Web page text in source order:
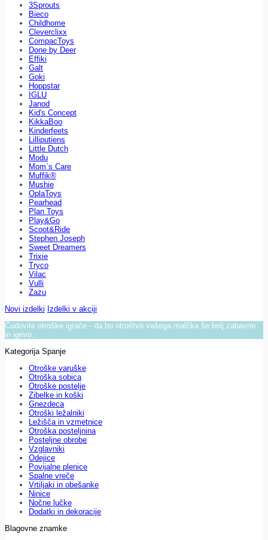
3Sprouts
Bieco
Childhome
Cleverclixx
CompacToys
Done by Deer
Effiki
Galt
Goki
Hoppstar
IGLU
Janod
Kid's Concept
KikkaBoo
Kinderfeets
Lilliputiens
Little Dutch
Modu
Mom`s Care
Muffik®
Mushie
OplaToys
Pearhead
Plan Toys
Play&Go
Scoot&Ride
Stephen Joseph
Sweet Dreamers
Trixie
Tryco
Vilac
Vulli
Zazu
Novi izdelki Izdelki v akciji
Čudovite otroške igrače - da bo otroštvo vašega malčka še bolj zabavno
in igrivo.
Kategorija Spanje
Otroške varuške
Otroška sobica
Otroške postelje
Zibelke in koški
Gnezdeca
Otroški ležalniki
Ležišča in vzmetnice
Otroška posteljnina
Posteljne obrobe
Vzglavniki
Odejice
Povijalne plenice
Spalne vreče
Vrtiljaki in obešanke
Ninice
Nočne lučke
Dodatki in dekoracije
Blagovne znamke